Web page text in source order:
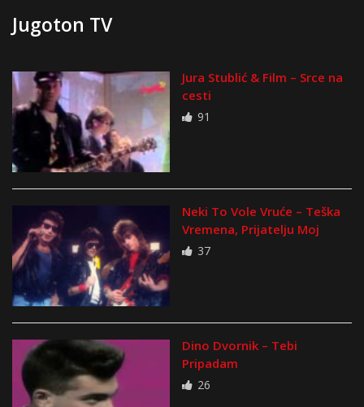
Jugoton TV
Jura Stublić & Film – Srce na
cesti
91
Neki To Vole Vruće – Teška
Vremena, Prijatelju Moj
37
Dino Dvornik – Tebi
Pripadam
26